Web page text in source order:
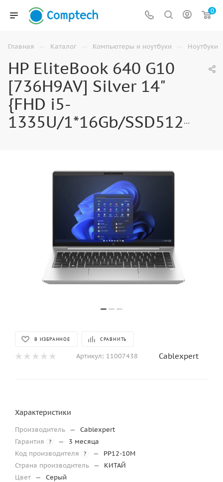
0
Главная — Каталог — Компьютеры и ноутбуки — Ноутбуки
HP EliteBook 640 G10
[736H9AV] Silver 14"
{FHD i5-
1335U/1*16Gb/SSD512Gb/DOS}
В ИЗБРАННОЕ СРАВНИТЬ
Артикул: 11007438 Cablexpert
Характеристики
Производитель —
Cablexpert
Гарантия
? —
3 месяца
Код производителя
? —
PP12-10M
Страна производитель —
КИТАЙ
Цвет —
Серый